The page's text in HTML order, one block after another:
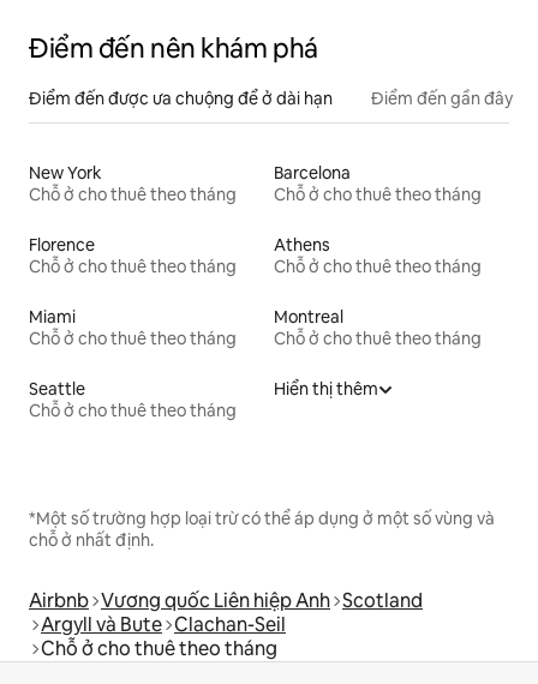
Điểm đến nên khám phá
Điểm đến được ưa chuộng để ở dài hạn Điểm đến gần đây
New York
Chỗ ở cho thuê theo tháng
Barcelona
Chỗ ở cho thuê theo tháng
Florence
Chỗ ở cho thuê theo tháng
Athens
Chỗ ở cho thuê theo tháng
Miami
Chỗ ở cho thuê theo tháng
Montreal
Chỗ ở cho thuê theo tháng
Seattle
Chỗ ở cho thuê theo tháng
Hiển thị thêm
*Một số trường hợp loại trừ có thể áp dụng ở một số vùng và
chỗ ở nhất định.
Airbnb Vương quốc Liên hiệp Anh Scotland
Argyll và Bute Clachan-Seil
Chỗ ở cho thuê theo tháng